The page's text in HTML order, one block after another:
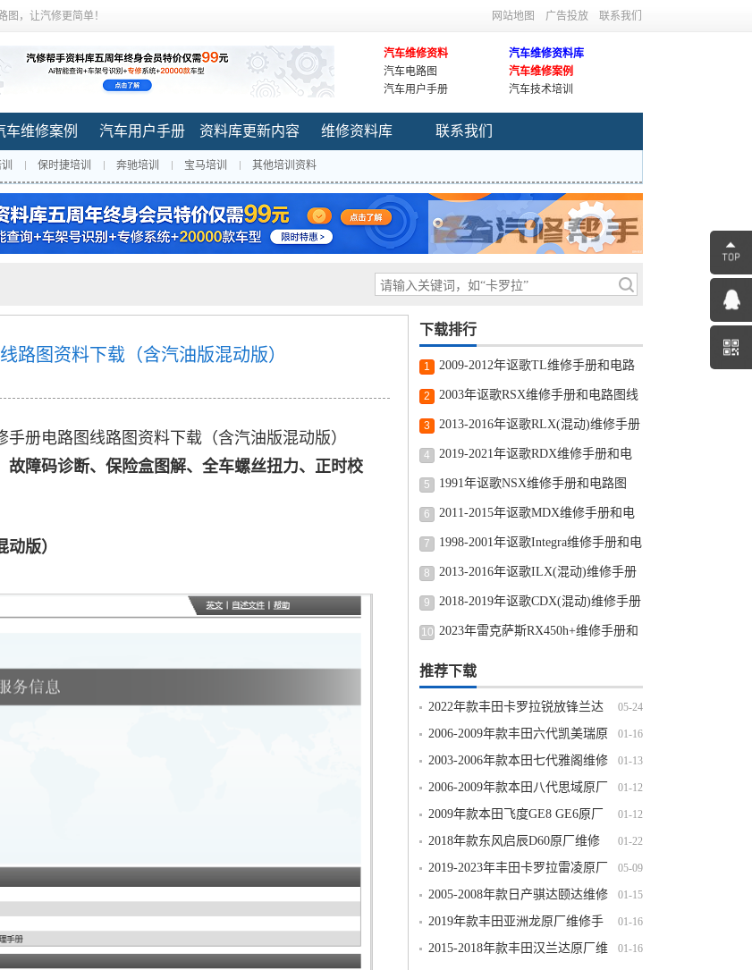
，让汽修更简单！ 网站地图 广告投放 联系我们
汽车维修资料
汽车维修资料库
汽车电路图
汽车维修案例
汽车用户手册
汽车技术培训
车维修案例 汽车用户手册 资料库更新内容 维修资料库 联系我们
保时捷培训 奔驰培训 宝马培训 其他培训资料
路图资料下载（含汽油版混动版）
册电路图线路图资料下载（含汽油版混动版）
障码诊断、保险盒图解、全车螺丝扭力、正时校
版）
下载排行
1
2009-2012年讴歌TL维修手册和电路
图线路图修车资源下载
2
2003年讴歌RSX维修手册和电路图线
路图修车资源下载
3
2013-2016年讴歌RLX(混动)维修手册
和电路图线路图修车资源下载
4
2019-2021年讴歌RDX维修手册和电
路图线路图修车资源下载
5 1991年讴歌NSX维修手册和电路图
6
2011-2015年讴歌MDX维修手册和电
路图线路图修车资源下载
7
1998-2001年讴歌Integra维修手册和电
路图线路图修车资源下载
8
2013-2016年讴歌ILX(混动)维修手册
和电路图线路图修车资源下载
9
2018-2019年讴歌CDX(混动)维修手册
和电路图线路图修车资源下载
10 2023年雷克萨斯RX450h+维修手册和
推荐下载
05-24
2022年款丰田卡罗拉锐放锋兰达
原厂维修手册电路图线路资料下载
01-16
2006-2009年款丰田六代凯美瑞原
厂维修手册电路图线路图资料下载
01-13
2003-2006年款本田七代雅阁维修
手册电路图线路图资料下载
01-12
2006-2009年款本田八代思域原厂
维修手册电路图线路图资料下载
01-12
2009年款本田飞度GE8 GE6原厂
维修手册电路图线路图资料下载含发动
机变速箱正时
01-22
2018年款东风启辰D60原厂维修
手册电路图线路图资料下载
05-09
2019-2023年丰田卡罗拉雷凌原厂
维修手册电路图线路接线图资料下载01-15
2005-2008年款日产骐达颐达维修
手册电路图线路图资料下载（完整版）
01-16
2019年款丰田亚洲龙原厂维修手
册电路图线路图资料下载（含汽油版混
01-16
2015-2018年款丰田汉兰达原厂维